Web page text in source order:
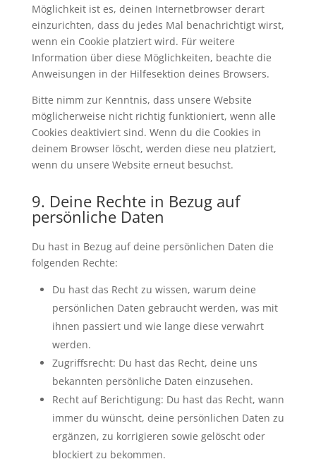
Möglichkeit ist es, deinen Internetbrowser derart
einzurichten, dass du jedes Mal benachrichtigt wirst,
wenn ein Cookie platziert wird. Für weitere
Information über diese Möglichkeiten, beachte die
Anweisungen in der Hilfesektion deines Browsers.
Bitte nimm zur Kenntnis, dass unsere Website
möglicherweise nicht richtig funktioniert, wenn alle
Cookies deaktiviert sind. Wenn du die Cookies in
deinem Browser löscht, werden diese neu platziert,
wenn du unsere Website erneut besuchst.
9. Deine Rechte in Bezug auf
persönliche Daten
Du hast in Bezug auf deine persönlichen Daten die
folgenden Rechte:
Du hast das Recht zu wissen, warum deine
persönlichen Daten gebraucht werden, was mit
ihnen passiert und wie lange diese verwahrt
werden.
Zugriffsrecht: Du hast das Recht, deine uns
bekannten persönliche Daten einzusehen.
Recht auf Berichtigung: Du hast das Recht, wann
immer du wünscht, deine persönlichen Daten zu
ergänzen, zu korrigieren sowie gelöscht oder
blockiert zu bekommen.